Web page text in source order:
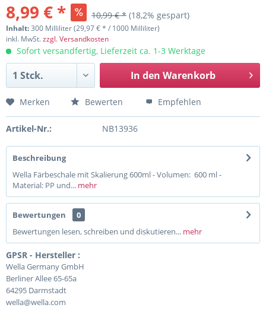
8,99 € * 10,99 € * (18,2% gespart)
Inhalt:300 Milliliter (29,97 € * / 1000 Milliliter)
inkl. MwSt.zzgl. Versandkosten
Sofort versandfertig, Lieferzeit ca. 1-3 Werktage
In den Warenkorb
Merken Bewerten Empfehlen
Artikel-Nr.: NB13936
Beschreibung
Wella Färbeschale mit Skalierung 600ml - Volumen: 600 ml -
Material: PP und... mehr
Bewertungen
0
Bewertungen lesen, schreiben und diskutieren... mehr
GPSR - Hersteller :
Wella Germany GmbH
Berliner Allee 65-65a
64295 Darmstadt
wella@wella.com